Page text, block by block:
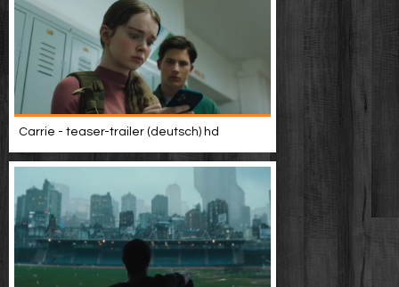
Carrie - teaser-trailer (deutsch) hd